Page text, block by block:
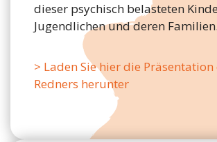
dieser psychisch belasteten
Jugendlichen und deren Familien.
> Laden Sie hier die Präsentation
Redners herunter